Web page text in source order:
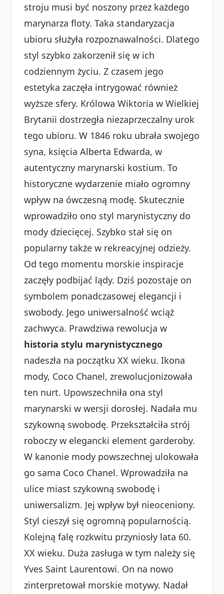
stroju musi być noszony przez każdego
marynarza floty. Taka standaryzacja
ubioru służyła rozpoznawalności. Dlatego
styl szybko zakorzenił się w ich
codziennym życiu. Z czasem jego
estetyka zaczęła intrygować również
wyższe sfery. Królowa Wiktoria w Wielkiej
Brytanii dostrzegła niezaprzeczalny urok
tego ubioru. W 1846 roku ubrała swojego
syna, księcia Alberta Edwarda, w
autentyczny marynarski kostium. To
historyczne wydarzenie miało ogromny
wpływ na ówczesną modę. Skutecznie
wprowadziło ono styl marynistyczny do
mody dziecięcej. Szybko stał się on
popularny także w rekreacyjnej odzieży.
Od tego momentu morskie inspiracje
zaczęły podbijać lądy. Dziś pozostaje on
symbolem ponadczasowej elegancji i
swobody. Jego uniwersalność wciąż
zachwyca. Prawdziwa rewolucja w
historia stylu marynistycznego
nadeszła na początku XX wieku. Ikona
mody, Coco Chanel, zrewolucjonizowała
ten nurt. Upowszechniła ona styl
marynarski w wersji dorosłej. Nadała mu
szykowną swobodę. Przekształciła strój
roboczy w elegancki element garderoby.
W kanonie mody powszechnej ulokowała
go sama Coco Chanel. Wprowadziła na
ulice miast szykowną swobodę i
uniwersalizm. Jej wpływ był nieoceniony.
Styl cieszył się ogromną popularnością.
Kolejną falę rozkwitu przyniosły lata 60.
XX wieku. Duża zasługa w tym należy się
Yves Saint Laurentowi. On na nowo
zinterpretował morskie motywy. Nadał